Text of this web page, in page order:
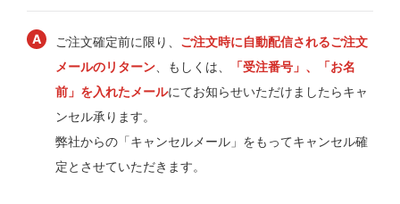
ご注文確定前に限り、 ご注文時に自動配信されるご注文
メールのリターン 、もしくは、
「受注番号」、「お名
前」を入れたメールにてお知らせいただけましたらキャ
ンセル承ります。
弊社からの「キャンセルメール」をもってキャンセル確
定とさせていただきます。